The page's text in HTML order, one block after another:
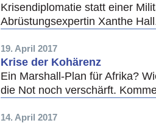
Krisendiplomatie statt einer
Abrüstungsexpertin Xanthe
19. April 2017
Krise der Kohärenz
Ein Marshall-Plan für Afrika?
die Not noch verschärft.
14. April 2017